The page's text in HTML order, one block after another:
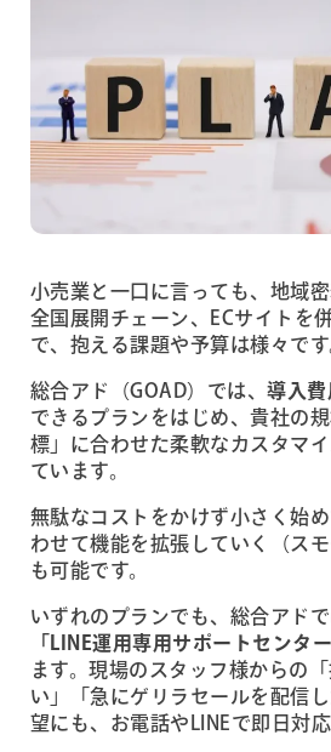
小売業と一口に言っても、地域
全国展開チェーン、ECサイトを
で、抱える課題や予算は様々です
総合アド（GOAD）では、導入費
できるプランをはじめ、貴社の
標」に合わせた柔軟なカスタマ
ています。
無駄なコストをかけず小さく始
わせて機能を拡張していく（ス
も可能です。
いずれのプランでも、総合アド
「LINE運用専用サポートセンター
ます。現場のスタッフ様からの
い」「急にゲリラセールを配信
望にも、お電話やLINEで即日対応